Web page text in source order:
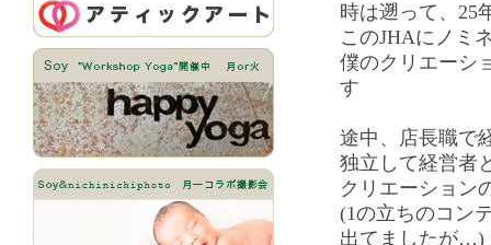
時は遡って、25
このJHAにノミ
僕のクリエーシ
す
途中、店長職で
独立して経営者
クリエーション
(1の立ちのコン
出てましたが…)